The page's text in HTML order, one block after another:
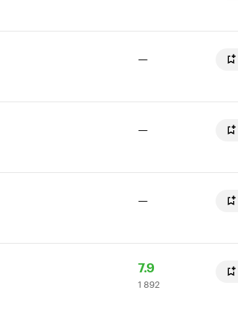
—
—
—
Рейтинг
Кинопоиска
7.9
1
892
1 892